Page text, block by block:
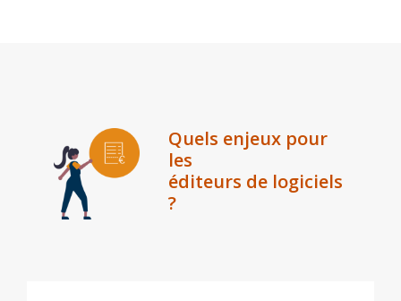
Quels enjeux pour
les
éditeurs de logiciels
?